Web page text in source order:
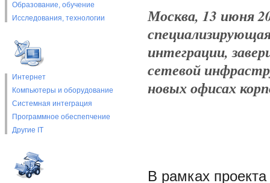
Образование, обучение
Исследования, технологии
Интернет
Компьютеры и оборудование
Системная интеграция
Программное обеспепчение
Другие IT
Москва, 13 июня
интеграции,
сетевой
новых офисах
В рамках